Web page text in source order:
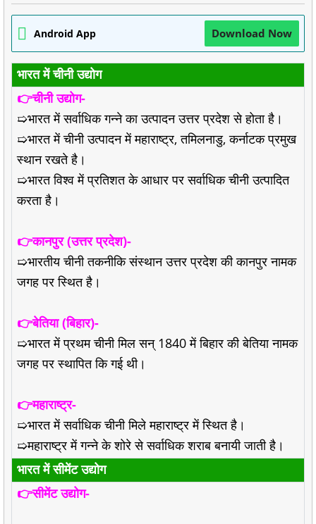
Android App Download Now
भारत में चीनी उद्योग
👉चीनी उद्योग-
➯भारत में सर्वाधिक गन्ने का उत्पादन उत्तर प्रदेश से होता है।
➯भारत में चीनी उत्पादन में महाराष्ट्र, तमिलनाडु, कर्नाटक प्रमुख
स्थान रखते है।
➯भारत विश्व में प्रतिशत के आधार पर सर्वाधिक चीनी उत्पादित
करता है।
👉कानपुर (उत्तर प्रदेश)-
➯भारतीय चीनी तकनीकि संस्थान उत्तर प्रदेश की कानपुर नामक
जगह पर स्थित है।
👉बेतिया (बिहार)-
➯भारत में प्रथम चीनी मिल सन् 1840 में बिहार की बेतिया नामक
जगह पर स्थापित कि गई थी।
👉महाराष्ट्र-
➯भारत में सर्वाधिक चीनी मिले महाराष्ट्र में स्थित है।
➯महाराष्ट्र में गन्ने के शोरे से सर्वाधिक शराब बनायी जाती है।
भारत में सीमेंट उद्योग
👉सीमेंट उद्योग-